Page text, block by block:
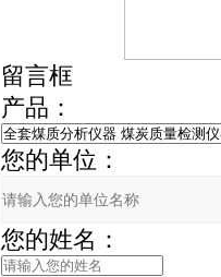
留言框
产品：
您的单位：
您的姓名：